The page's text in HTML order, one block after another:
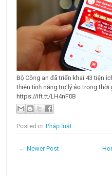
Bộ Công an đã triển khai 43 tiện
thiện tính năng trợ lý ảo trong thời
https://ift.tt/LH4nF0B
Posted in:Pháp luật
← Newer Post